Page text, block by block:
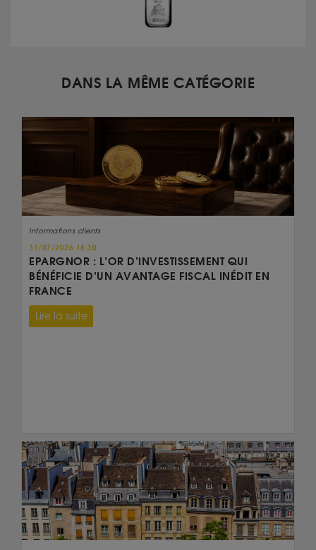
DANS LA MÊME CATÉGORIE
Informations clients
31/07/2026 18:30
EPARGNOR : L’OR D’INVESTISSEMENT QUI
BÉNÉFICIE D’UN AVANTAGE FISCAL INÉDIT EN
FRANCE
Lire la suite